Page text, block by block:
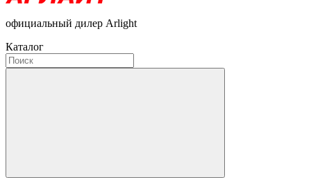
официальный дилер Arlight
Каталог